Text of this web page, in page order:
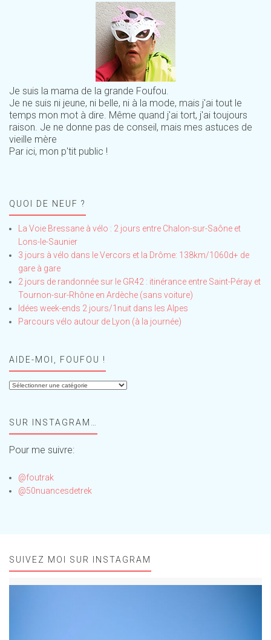
Je suis la mama de la grande Foufou.
Je ne suis ni jeune, ni belle, ni à la mode, mais j'ai tout le
temps mon mot à dire. Même quand j'ai tort, j'ai toujours
raison. Je ne donne pas de conseil, mais mes astuces de
vieille mère
Par ici, mon p'tit public !
QUOI DE NEUF ?
La Voie Bressane à vélo : 2 jours entre Chalon-sur-Saône et
Lons-le-Saunier
3 jours à vélo dans le Vercors et la Drôme: 138km/1060d+ de
gare à gare
2 jours de randonnée sur le GR42 : itinérance entre Saint-Péray et
Tournon-sur-Rhône en Ardèche (sans voiture)
Idées week-ends 2 jours/1nuit dans les Alpes
Parcours vélo autour de Lyon (à la journée)
AIDE-MOI, FOUFOU !
Aide-
!SUR INSTAGRAM…
Pour me suivre:
@foutrak
@50nuancesdetrek
SUIVEZ MOI SUR INSTAGRAM